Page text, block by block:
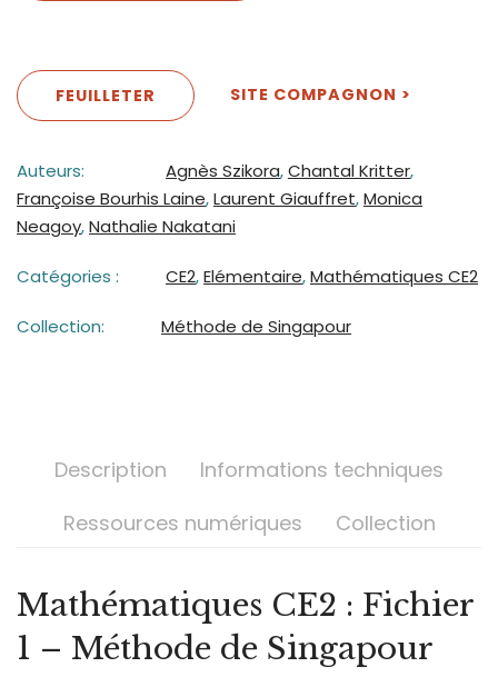
FEUILLETER SITE COMPAGNON >
Auteurs: Agnès Szikora,Chantal Kritter,
Françoise Bourhis Laine,Laurent Giauffret,Monica
Neagoy,Nathalie Nakatani
Catégories : CE2,Elémentaire,Mathématiques CE2
Collection: Méthode de Singapour
Description
Informations techniques
Ressources numériques
Collection
Mathématiques CE2 : Fichier
1 – Méthode de Singapour